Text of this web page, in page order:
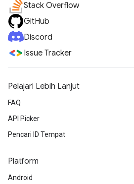
Stack Overflow
GitHub
Discord
Issue Tracker
Pelajari Lebih Lanjut
FAQ
API Picker
Pencari ID Tempat
Platform
Android